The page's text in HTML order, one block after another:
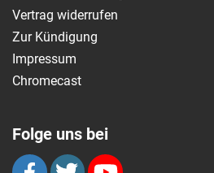
Vertrag widerrufen
Zur Kündigung
Impressum
Chromecast
Folge uns bei